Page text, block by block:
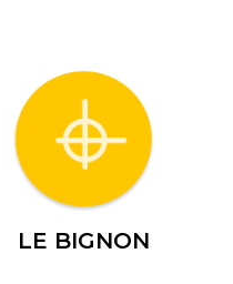
LE BIGNON